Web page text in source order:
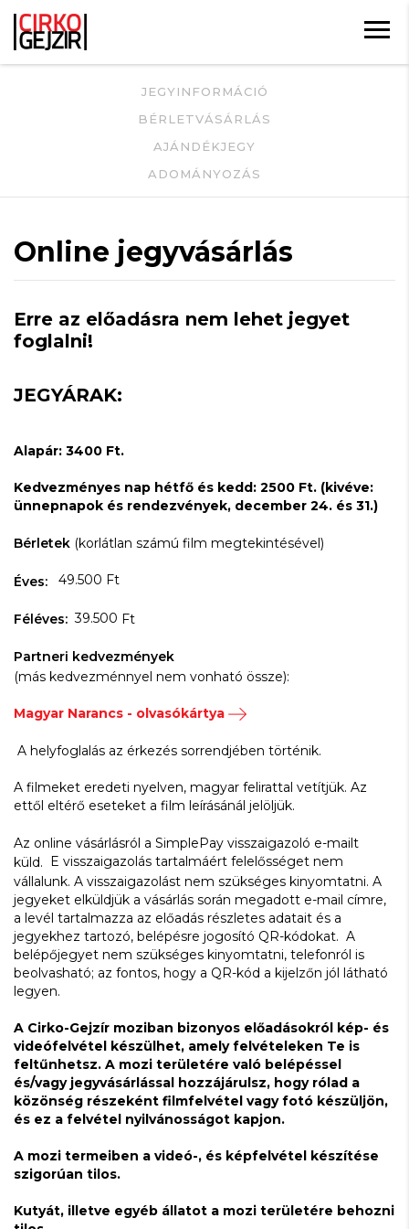
JEGYINFORMÁCIÓ
BÉRLETVÁSÁRLÁS
AJÁNDÉKJEGY
ADOMÁNYOZÁS
Online jegyvásárlás
Erre az előadásra nem lehet jegyet
foglalni!
JEGYÁRAK:
Alapár: 3400 Ft.
Kedvezményes nap hétfő és kedd: 2500 Ft. (kivéve:
ünnepnapok és rendezvények, december 24. és 31.)
Bérletek (korlátlan számú film megtekintésével)
Éves: 49.500 Ft
Féléves: 39.500 Ft
Partneri kedvezmények
(más kedvezménnyel nem vonható össze):
Magyar Narancs - olvasókártya
A helyfoglalás az érkezés sorrendjében történik.
A filmeket eredeti nyelven, magyar felirattal vetítjük. Az
ettől eltérő eseteket a film leírásánál jelöljük.
Az online vásárlásról a SimplePay visszaigazoló e-mailt
küld. E visszaigazolás tartalmáért felelősséget nem
vállalunk. A visszaigazolást nem szükséges kinyomtatni. A
jegyeket elküldjük a vásárlás során megadott e-mail címre,
a levél tartalmazza az előadás részletes adatait és a
jegyekhez tartozó, belépésre jogosító QR-kódokat. A
belépőjegyet nem szükséges kinyomtatni, telefonról is
beolvasható; az fontos, hogy a QR-kód a kijelzőn jól látható
legyen.
A Cirko-Gejzír moziban bizonyos előadásokról kép- és
videófelvétel készülhet, amely felvételeken Te is
feltűnhetsz. A mozi területére való belépéssel
és/vagy jegyvásárlással hozzájárulsz, hogy rólad a
közönség részeként filmfelvétel vagy fotó készüljön,
és ez a felvétel nyilvánosságot kapjon.
A mozi termeiben a videó-, és képfelvétel készítése
szigorúan tilos.
Kutyát, illetve egyéb állatot a mozi területére behozni